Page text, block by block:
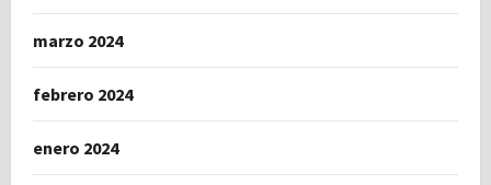
marzo 2024
febrero 2024
enero 2024